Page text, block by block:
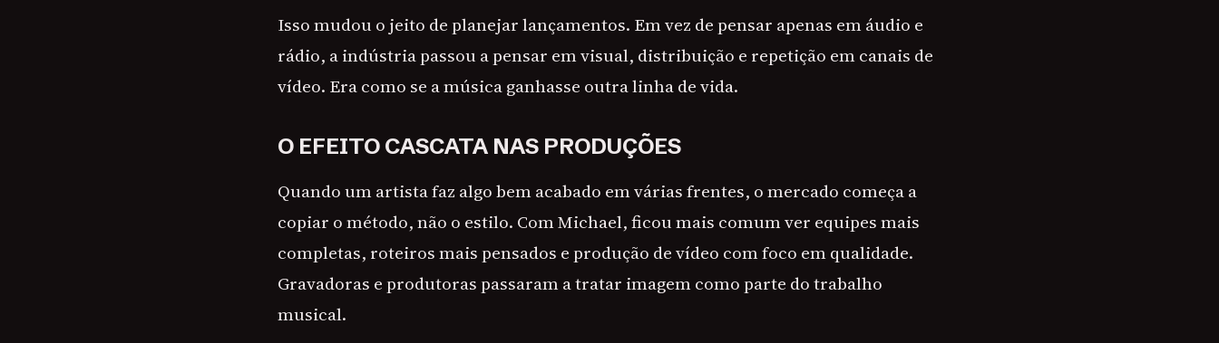
Isso mudou o jeito de planejar lançamentos. Em vez de pensar apenas em áudio e
rádio, a indústria passou a pensar em visual, distribuição e repetição em canais de
vídeo. Era como se a música ganhasse outra linha de vida.
O EFEITO CASCATA NAS PRODUÇÕES
Quando um artista faz algo bem acabado em várias frentes, o mercado começa a
copiar o método, não o estilo. Com Michael, ficou mais comum ver equipes mais
completas, roteiros mais pensados e produção de vídeo com foco em qualidade.
Gravadoras e produtoras passaram a tratar imagem como parte do trabalho
musical.